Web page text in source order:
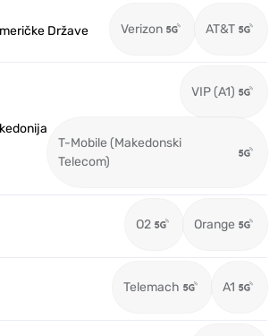
Države Verizon AT&T
VIP (A1)
T-Mobile (Makedonski
Telecom)
O2 Orange
Telemach A1